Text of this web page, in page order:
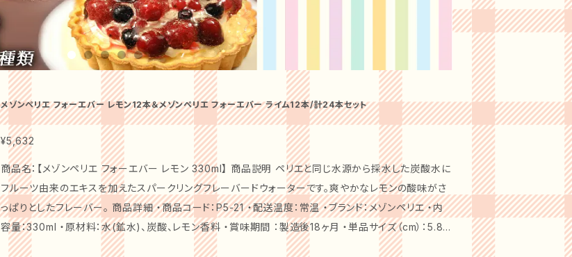
メゾンペリエ フォーエバー レモン12本＆メゾンペリエ フォーエバー ライム12本/計24本セット
¥5,632
商品名：【メゾンペリエ フォーエバー レモン 330ml】 商品説明 ペリエと同じ水源から採水した炭酸水に
フルーツ由来のエキスを加えたスパークリングフレーバードウォーターです。爽やかなレモンの酸味がさ
っぱりとしたフレーバー。 商品詳細 ・商品コード：P5-21 ・配送温度：常温 ・ブランド：メゾンペリエ ・内
容量：330ml ・原材料：水(鉱水)、炭酸、レモン香料 ・賞味期間 ：製造後18ヶ月 ・単品サイズ（cm）：5.8×
5.8×14.5 商品名：【メゾンペリエ フォーエバー ライム 330ml】 商品説明 ペリエと同じ水源から採水し